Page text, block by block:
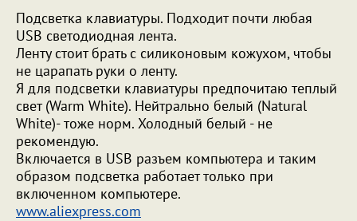
Подсветка клавиатуры. Подходит почти любая
USB светодиодная лента.
Ленту стоит брать с силиконовым кожухом, чтобы
не царапать руки о ленту.
Я для подсветки клавиатуры предпочитаю теплый
свет (Warm White). Нейтрально белый (Natural
White)- тоже норм. Холодный белый - не
рекомендую.
Включается в USB разъем компьютера и таким
образом подсветка работает только при
включенном компьютере.
www.aliexpress.com